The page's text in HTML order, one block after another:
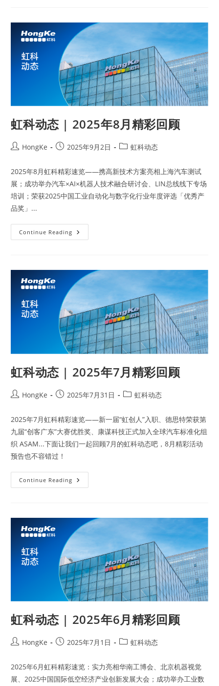
虹科动态 | 2025年8月精彩回顾
HongKe 2025年9月2日 虹科动态
2025年8月虹科精彩速览——携高新技术方案亮相上海汽车测试
展；成功举办汽车×AI×机器人技术融合研讨会、LIN总线线下专场
培训；荣获2025中国工业自动化与数字化行业年度评选「优秀产
品奖」...
Continue Reading
虹科动态 | 2025年7月精彩回顾
HongKe 2025年7月31日 虹科动态
2025年7月虹科精彩速览——新一届“虹创人”入职、德思特荣获第
九届“创客广东”大赛优胜奖、康谋科技正式加入全球汽车标准化组
织 ASAM...下面让我们一起回顾7月的虹科动态吧，8月精彩活动
预告也不容错过！
Continue Reading
虹科动态 | 2025年6月精彩回顾
HongKe 2025年7月1日 虹科动态
2025年6月虹科精彩速览：实力亮相华南工博会、北京机器视觉
展、2025中国国际低空经济产业创新发展大会；成功举办工业数